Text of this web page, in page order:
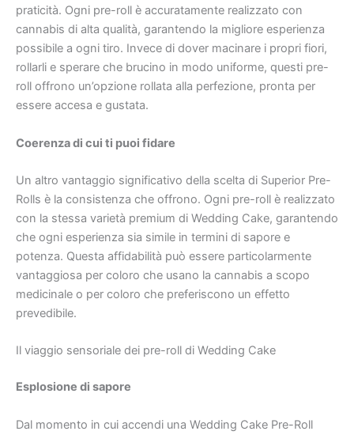
praticità. Ogni pre-roll è accuratamente realizzato con
cannabis di alta qualità, garantendo la migliore esperienza
possibile a ogni tiro. Invece di dover macinare i propri fiori,
rollarli e sperare che brucino in modo uniforme, questi pre-
roll offrono un’opzione rollata alla perfezione, pronta per
essere accesa e gustata.
Coerenza di cui ti puoi fidare
Un altro vantaggio significativo della scelta di Superior Pre-
Rolls è la consistenza che offrono. Ogni pre-roll è realizzato
con la stessa varietà premium di Wedding Cake, garantendo
che ogni esperienza sia simile in termini di sapore e
potenza. Questa affidabilità può essere particolarmente
vantaggiosa per coloro che usano la cannabis a scopo
medicinale o per coloro che preferiscono un effetto
prevedibile.
Il viaggio sensoriale dei pre-roll di Wedding Cake
Esplosione di sapore
Dal momento in cui accendi una Wedding Cake Pre-Roll